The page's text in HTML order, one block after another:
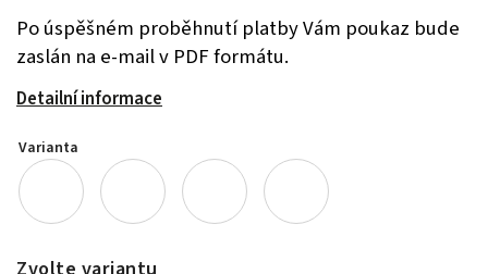
Po úspěšném proběhnutí platby Vám poukaz bude
zaslán na e-mail v PDF formátu.
Detailní informace
Varianta